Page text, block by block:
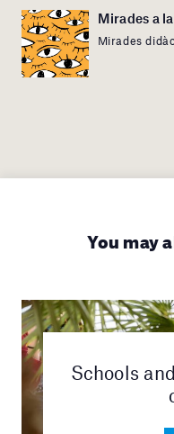
Mirades a
Mirades
You may
Schools